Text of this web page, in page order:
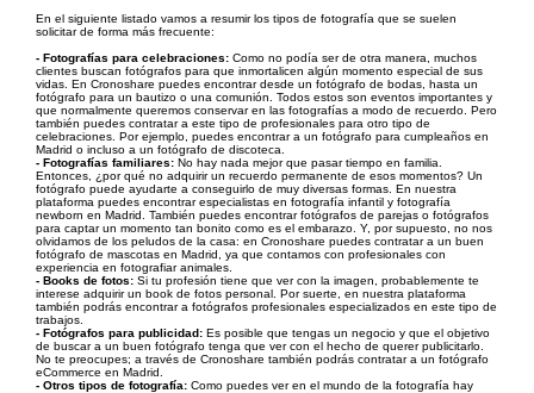
En el siguiente listado vamos a resumir los tipos de fotografía que se suelen
solicitar de forma más frecuente:
- Fotografías para celebraciones: Como no podía ser de otra manera, muchos
clientes buscan fotógrafos para que inmortalicen algún momento especial de sus
vidas. En Cronoshare puedes encontrar desde un fotógrafo de bodas, hasta un
fotógrafo para un bautizo o una comunión. Todos estos son eventos importantes y
que normalmente queremos conservar en las fotografías a modo de recuerdo. Pero
también puedes contratar a este tipo de profesionales para otro tipo de
celebraciones. Por ejemplo, puedes encontrar a un fotógrafo para cumpleaños en
Madrid o incluso a un fotógrafo de discoteca.
- Fotografías familiares: No hay nada mejor que pasar tiempo en familia.
Entonces, ¿por qué no adquirir un recuerdo permanente de esos momentos? Un
fotógrafo puede ayudarte a conseguirlo de muy diversas formas. En nuestra
plataforma puedes encontrar especialistas en fotografía infantil y fotografía
newborn en Madrid. También puedes encontrar fotógrafos de parejas o fotógrafos
para captar un momento tan bonito como es el embarazo. Y, por supuesto, no nos
olvidamos de los peludos de la casa: en Cronoshare puedes contratar a un buen
fotógrafo de mascotas en Madrid, ya que contamos con profesionales con
experiencia en fotografiar animales.
- Books de fotos: Si tu profesión tiene que ver con la imagen, probablemente te
interese adquirir un book de fotos personal. Por suerte, en nuestra plataforma
también podrás encontrar a fotógrafos profesionales especializados en este tipo de
trabajos.
- Fotógrafos para publicidad: Es posible que tengas un negocio y que el objetivo
de buscar a un buen fotógrafo tenga que ver con el hecho de querer publicitarlo.
No te preocupes; a través de Cronoshare también podrás contratar a un fotógrafo
eCommerce en Madrid.
- Otros tipos de fotografía: Como puedes ver en el mundo de la fotografía hay